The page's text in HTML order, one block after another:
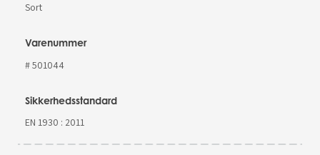
Sort
Varenummer
# 501044
Sikkerhedsstandard
EN 1930 : 2011